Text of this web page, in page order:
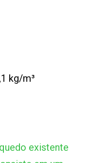
kg/m³
existente